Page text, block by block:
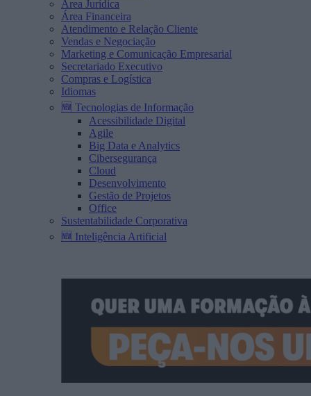
Área Jurídica
Área Financeira
Atendimento e Relação Cliente
Vendas e Negociação
Marketing e Comunicação Empresarial
Secretariado Executivo
Compras e Logística
Idiomas
🆕 Tecnologias de Informação
Acessibilidade Digital
Agile
Big Data e Analytics
Cibersegurança
Cloud
Desenvolvimento
Gestão de Projetos
Office
Sustentabilidade Corporativa
🆕 Inteligência Artificial